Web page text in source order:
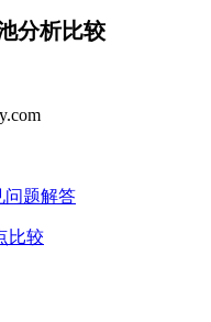
分析比较
问题解答
比较